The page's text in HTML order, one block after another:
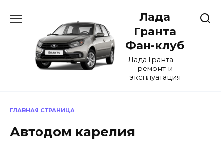
содержанию
Лада
Гранта
Фан-клуб
Лада Гранта —
ремонт и
эксплуатация
ГЛАВНАЯ СТРАНИЦА
Автодом карелия